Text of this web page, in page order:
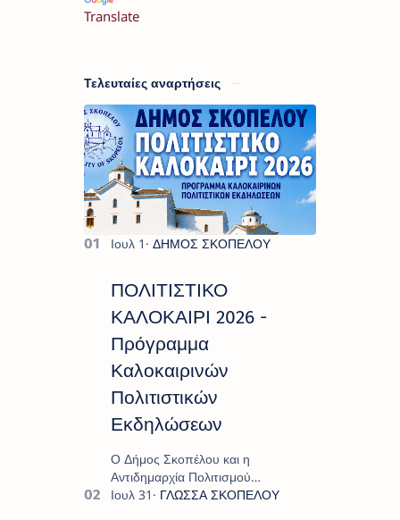
Translate
Τελευταίες αναρτήσεις
ΠΟΛΙΤΙΣΤΙΚΟ
ΚΑΛΟΚΑΙΡΙ 2026 -
Πρόγραμμα
Καλοκαιρινών
Πολιτιστικών
Εκδηλώσεων
Ο Δήμος Σκοπέλου και η
Αντιδημαρχία Πολιτισμού
παρουσιάζουν το πρόγραμμα «